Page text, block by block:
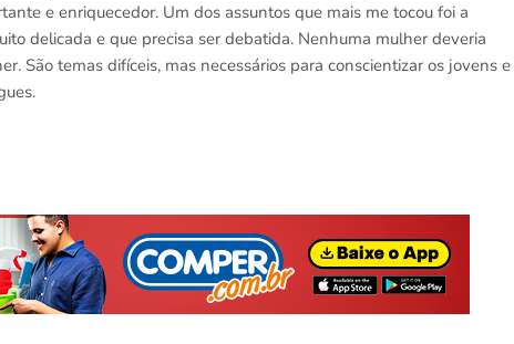
e enriquecedor. Um dos assuntos que mais me tocou foi a
delicada e que precisa ser debatida. Nenhuma mulher deveria
São temas difíceis, mas necessários para conscientizar os jovens e